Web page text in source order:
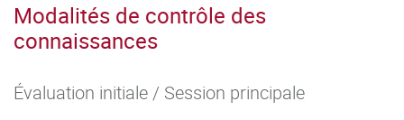
Modalités de contrôle des
connaissances
Évaluation initiale / Session principale